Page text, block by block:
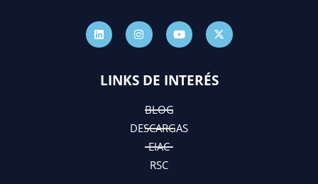
L
i
n
k
I
n
s
t
r
m
Y
o
u
t
e
X
-
t
w
t
LINKS DE INTERÉS
BLOG
DESCARGAS
EIAC
RSC